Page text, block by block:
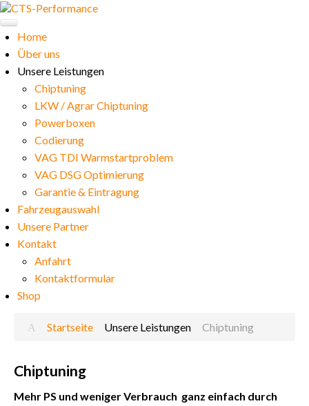
Home
Über uns
Unsere Leistungen
Chiptuning
LKW / Agrar Chiptuning
Powerboxen
Codierung
VAG TDI Warmstartproblem
VAG DSG Optimierung
Garantie & Eintragung
Fahrzeugauswahl
Unsere Partner
Kontakt
Anfahrt
Kontaktformular
Shop
Startseite Unsere Leistungen Chiptuning
Chiptuning
Mehr PS und weniger Verbrauch  ganz einfach durch